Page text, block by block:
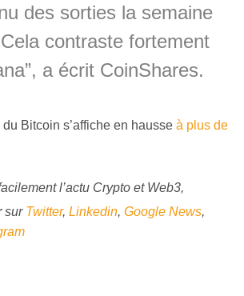
des sorties la semaine
contraste fortement
a écrit CoinShares.
Bitcoin s’affiche en hausse à plus de
l’actu Crypto et Web3,
sur Twitter, Linkedin, Google News,